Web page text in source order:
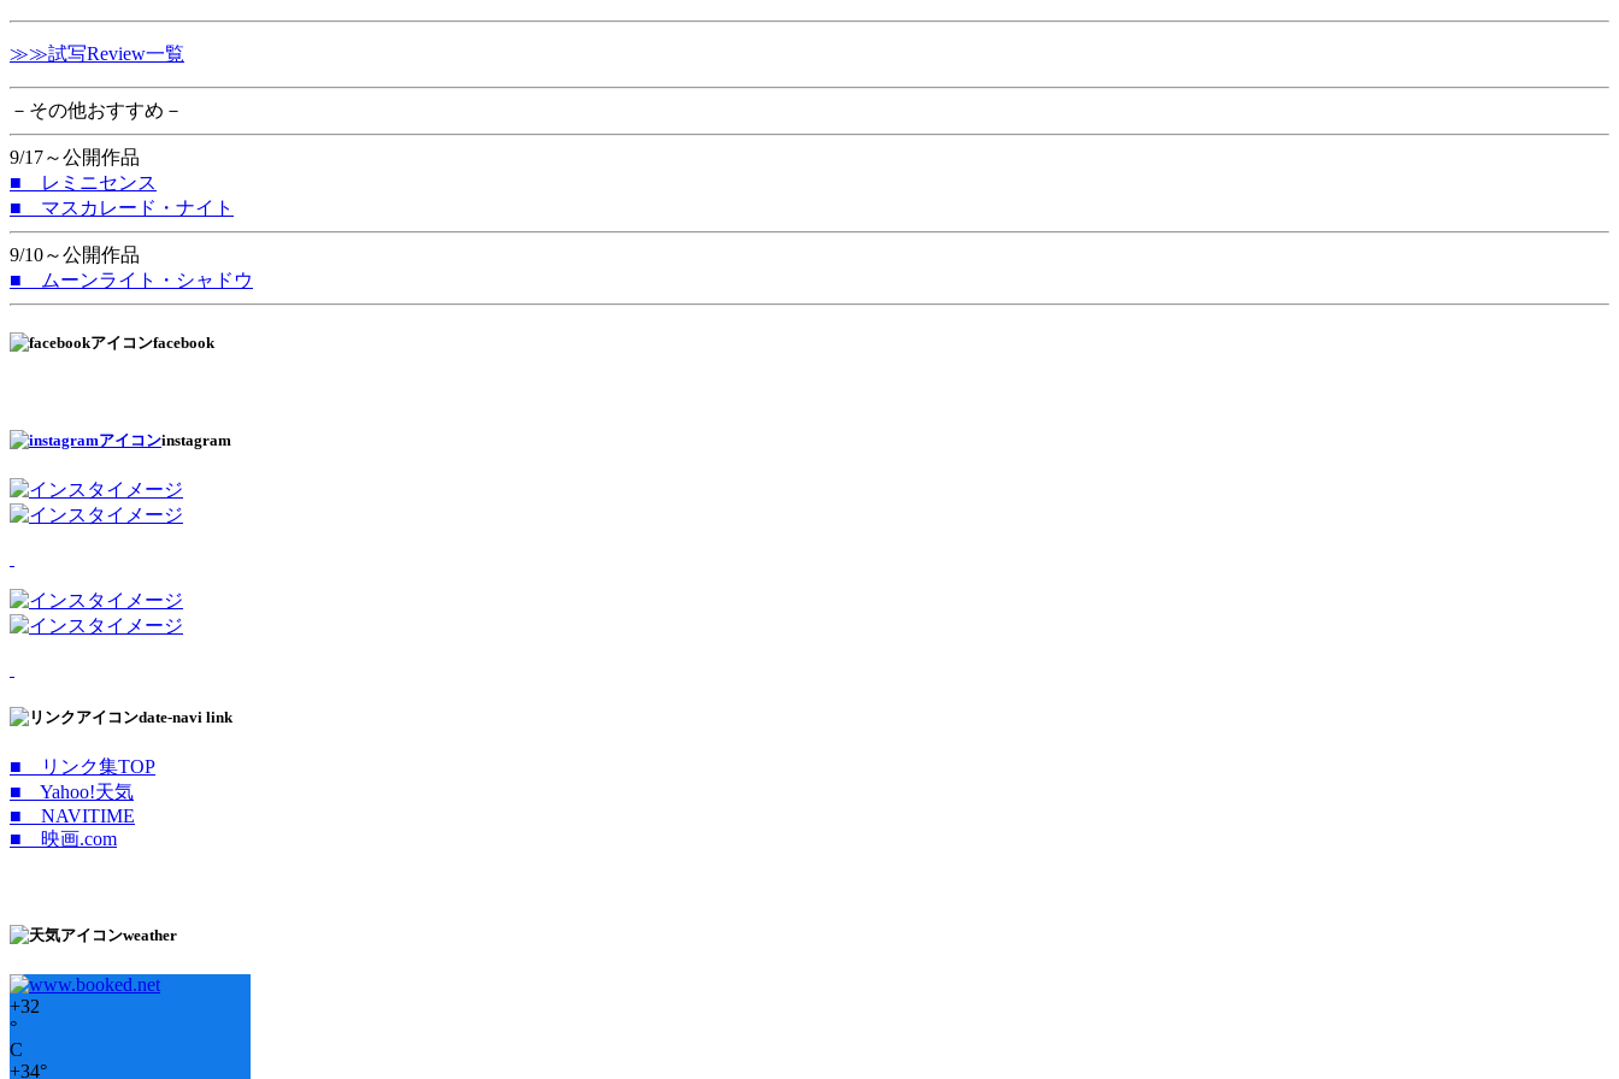
≫≫試写Review一覧
－その他おすすめ－
9/17～公開作品
■ レミニセンス
■ マスカレード・ナイト
9/10～公開作品
■ ムーンライト・シャドウ
facebook
instagram
date-navi link
■ リンク集TOP
■ Yahoo!天気
■ NAVITIME
■ 映画.com
weather
+32
°
C
+34°